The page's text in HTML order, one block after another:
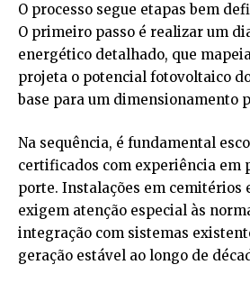
O processo segue etapas bem
O primeiro passo é realizar um
energético detalhado, que
projeta o potencial fotovoltaico
base para um dimensionamento
Na sequência, é fundamental
certificados com experiência em
porte. Instalações em cemitérios
exigem atenção especial às
integração com sistemas
geração estável ao longo de